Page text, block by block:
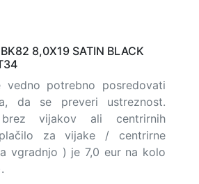
8,0X19 SATIN BLACK
vedno potrebno posredovati
da se preveri ustreznost.
vijakov ali centrirnih
za vijake / centrirne
vgradnjo ) je 7,0 eur na kolo